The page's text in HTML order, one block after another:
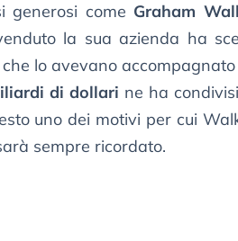
generosi come Graham
la sua azienda ha
lo avevano
di dollari ne ha condivisi
uno dei motivi per cui
sempre ricordato.